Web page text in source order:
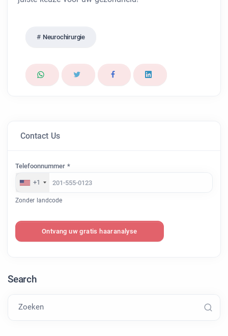
Neurochirurgie
Contact Us
Telefoonnummer *
+1
Zonder landcode
Ontvang uw gratis haaranalyse
Search
Zoeken